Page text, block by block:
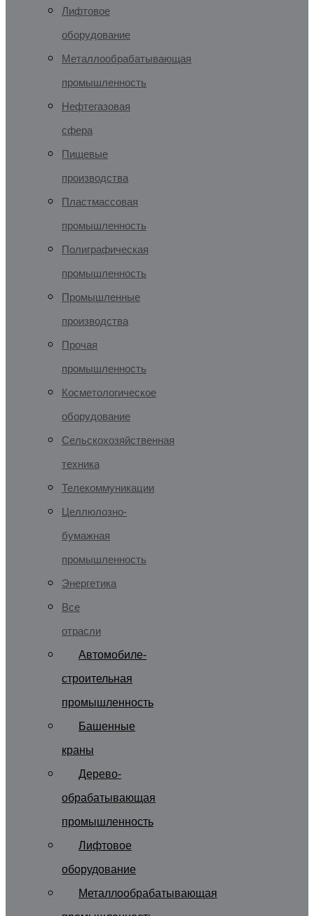
Лифтовое
оборудование
Металлообрабатывающая
промышленность
Нефтегазовая
сфера
Пищевые
производства
Пластмассовая
промышленность
Полиграфическая
промышленность
Промышленные
производства
Прочая
промышленность
Косметологическое
оборудование
Сельскохозяйственная
техника
Телекоммуникации
Целлюлозно-
бумажная
промышленность
Энергетика
Все
отрасли
Автомобиле-
строительная
промышленность
Башенные
краны
Дерево-
обрабатывающая
промышленность
Лифтовое
оборудование
Металлообрабатывающая